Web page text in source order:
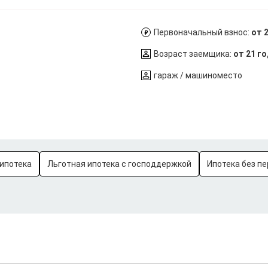
Первоначальный взнос: от
Возраст заемщика: от 21
гараж / машиноместо
Льготная ипотека с господдержкой Ипотека без